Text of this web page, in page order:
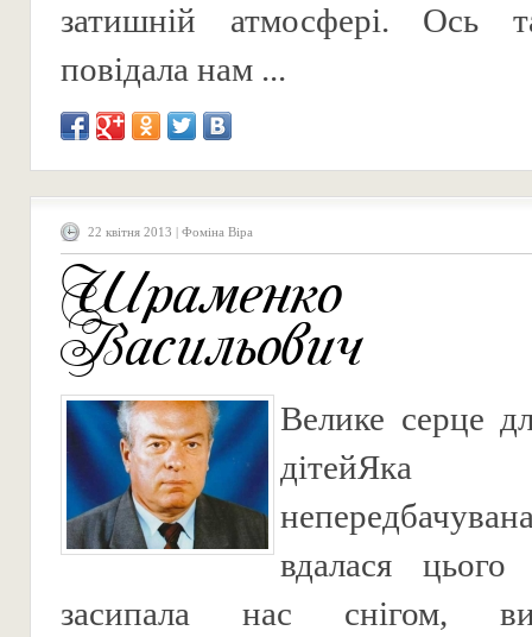
затишній атмосфері. Ось
повідала нам ...
22 квітня 2013 | Фоміна Віра
Шраменко
Васильович
Велике серце
дітейЯка
вдалася
засипала нас снігом,